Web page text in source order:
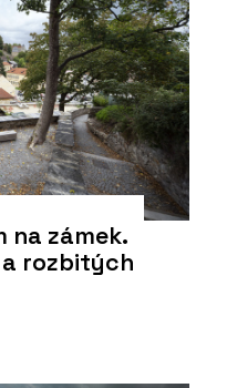
na zámek.
a rozbitých